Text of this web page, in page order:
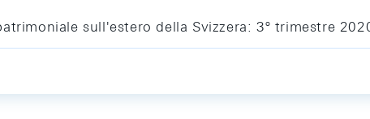
sull'estero della Svizzera: 3º trimestre